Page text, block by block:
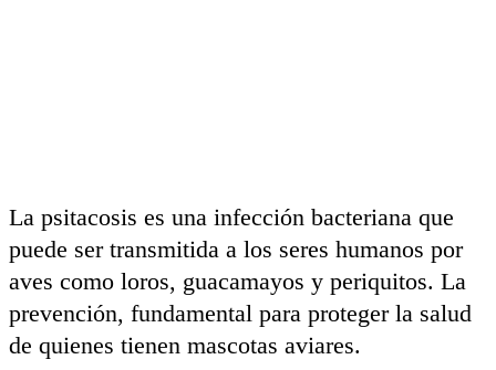
La psitacosis es una infección bacteriana que
puede ser transmitida a los seres humanos por
aves como loros, guacamayos y periquitos. La
prevención, fundamental para proteger la salud
de quienes tienen mascotas aviares.